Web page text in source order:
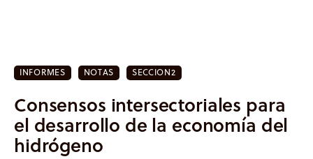
Investigación
Proyectos
Informes
INFORMES NOTAS SECCION2
Consensos intersectoriales para
el desarrollo de la economía del
hidrógeno